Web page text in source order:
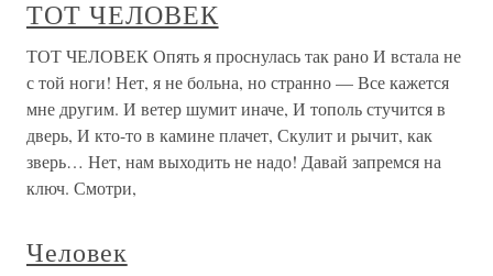
ТОТ ЧЕЛОВЕК
ТОТ ЧЕЛОВЕК Опять я проснулась так рано И встала не
с той ноги! Нет, я не больна, но странно — Все кажется
мне другим. И ветер шумит иначе, И тополь стучится в
дверь, И кто-то в камине плачет, Скулит и рычит, как
зверь… Нет, нам выходить не надо! Давай запремся на
ключ. Смотри,
Человек